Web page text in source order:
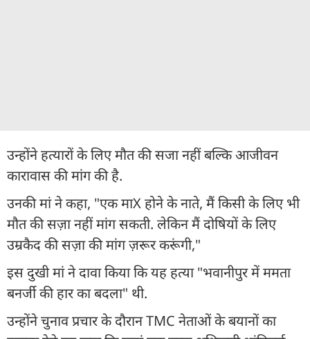
उन्होंने हत्यारों के लिए मौत की सजा नहीं बल्कि आजीवन
कारावास की मांग की है.
उनकी मां ने कहा, "एक माX होने के नाते, मैं किसी के लिए भी
मौत की सज़ा नहीं मांग सकती. लेकिन मैं दोषियों के लिए
उम्रकैद की सज़ा की मांग ज़रूर करूंगी,"
इस दुखी मां ने दावा किया कि यह हत्या "भवानीपुर में ममता
बनर्जी की हार का बदला" थी.
उन्होंने चुनाव प्रचार के दौरान TMC नेताओं के बयानों का